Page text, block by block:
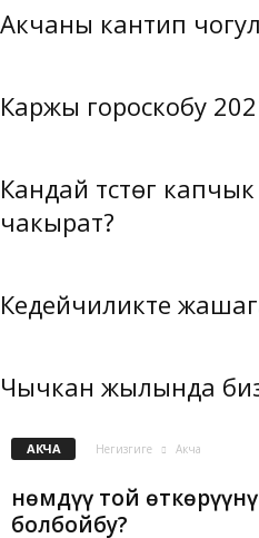
Акчаны кантип
Каржы гороскобу
Кандай түстөгү
чакырат?
Кедейчиликте
Чычкан жылында
АКЧА Негизгиге Акча
Үнөмдүү той
болбойбу?